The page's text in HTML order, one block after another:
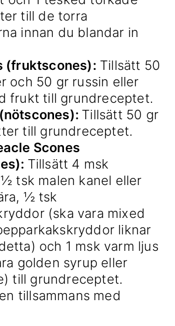
till de torra
innan du blandar in
(fruktscones): Tillsätt 50
och 50 gr russin eller
frukt till grundreceptet.
Tillsätt 50 gr
till grundreceptet.
Scones
Tillsätt 4 msk
tsk malen kanel eller
½ tsk
(ska vara mixed
liknar
och 1 msk varm ljus
golden syrup eller
till grundreceptet.
tillsammans med